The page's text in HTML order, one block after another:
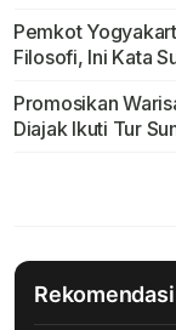
Pemkot
Filosofi, Ini Kata
Promosikan
Diajak Ikuti Tur
Rekomendasi